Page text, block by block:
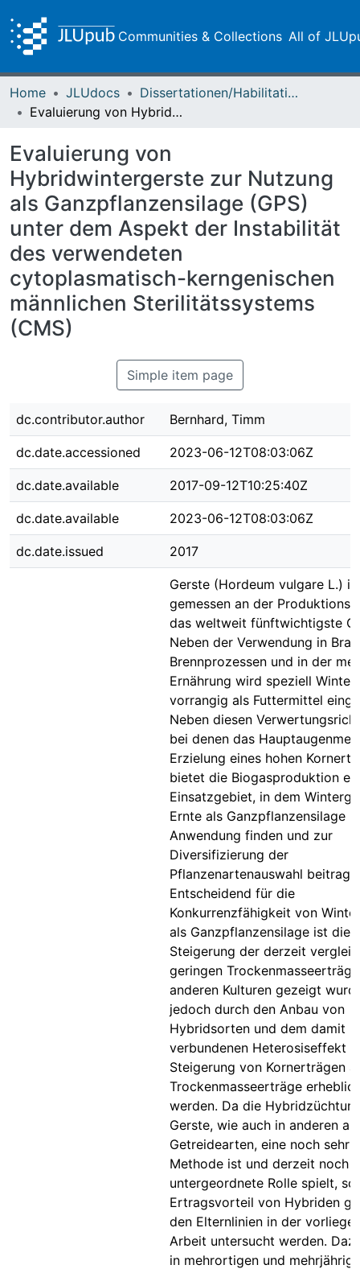
Communities & Collections All of
Home JLUdocs
Dissertationen/Habilitationen
Evaluierung von Hybridwintergerste zur Nutzung als Ganzpflanzensilage (GPS) unter dem Aspekt der Instabilität des verwendeten cytoplasmatisch-kerngenischen männlichen Sterilitätssystems (CMS)
Evaluierung von
Hybridwintergerste zur Nutzung
als Ganzpflanzensilage (GPS)
unter dem Aspekt der Instabilität
des verwendeten
cytoplasmatisch-kerngenischen
männlichen Sterilitätssystems
(CMS)
Simple item page
dc.contributor.author Bernhard, Timm
dc.date.accessioned 2023-06-12T08:03:06Z
dc.date.available 2017-09-12T10:25:40Z
dc.date.available 2023-06-12T08:03:06Z
dc.date.issued 2017
Gerste (Hordeum vulgare L.)
gemessen an der
das weltweit fünftwichtigste
Neben der Verwendung in
Brennprozessen und in der
Ernährung wird speziell
vorrangig als Futtermittel
Neben diesen
bei denen das
Erzielung eines hohen
bietet die Biogasproduktion
Einsatzgebiet, in dem
Ernte als Ganzpflanzensilage
Anwendung finden und zur
Diversifizierung der
Pflanzenartenauswahl
Entscheidend für die
Konkurrenzfähigkeit von
als Ganzpflanzensilage ist die
Steigerung der derzeit
geringen
anderen Kulturen gezeigt
jedoch durch den Anbau von
Hybridsorten und dem damit
verbundenen Heterosiseffekt
Steigerung von Kornerträgen
Trockenmasseerträge
werden. Da die
Gerste, wie auch in anderen
Getreidearten, eine noch sehr
Methode ist und derzeit noch
untergeordnete Rolle spielt,
Ertragsvorteil von Hybriden
den Elternlinien in der
Arbeit untersucht werden.
in mehrortigen und